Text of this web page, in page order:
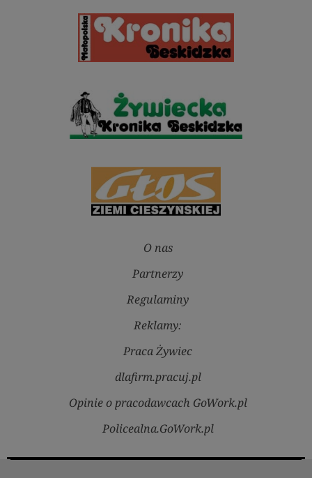
O nas
Partnerzy
Regulaminy
Reklamy:
Praca Żywiec
dlafirm.pracuj.pl
Opinie o pracodawcach GoWork.pl
Policealna.GoWork.pl